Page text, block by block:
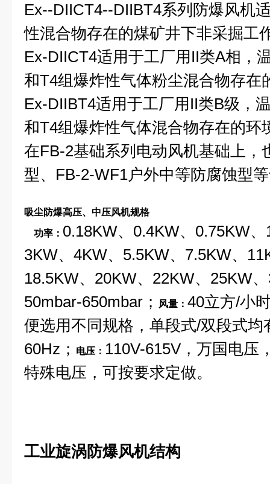
Ex--DIICT4--DIIBT4系列防爆风机
性混合物存在的煤矿井下非采掘工
Ex-DIICT4适用于工厂用II类A相，
和T4组爆炸性气体粉尘混合物存在
Ex-DIIBT4适用于工厂用II类B级，
和T4组爆炸性气体混合物存在的环
在FB-2基础系列电动风机基础上，
型、FB-2-WF1户外中等防腐蚀型
吸尘防爆高压、中压风机规格
功率： 0.18KW、0.4KW、0.75KW
3KW、4KW、5.5KW、7.5KW、
18.5KW、20KW、22KW、25KW
50mbar-650mbar；
风量： 40立方/小
便选用不同规格，单段式/双段式均
60Hz；
电压： 110V-615V，万国电压
特殊电压，可按要求定做。
工业旋涡防爆风机结构